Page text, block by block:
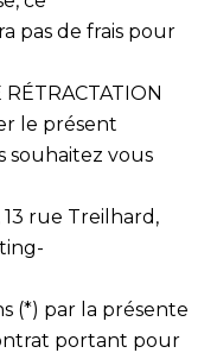
pas de frais pour
le présent
souhaitez vous
rue Treilhard,
(*) par la présente
portant pour